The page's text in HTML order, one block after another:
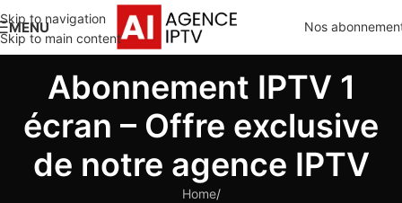
Skip to navigation
Skip to main content
MENU Nos
Abonnement IPTV 1
écran – Offre exclusive
de notre agence IPTV
Home/